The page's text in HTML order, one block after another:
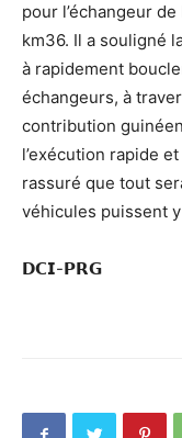
pour l’échangeur
km36. Il a souligné
à rapidement
échangeurs, à
contribution
l’exécution rapide
rassuré que tout
véhicules puissent
𝗗𝗖𝗜-𝗣𝗥𝗚